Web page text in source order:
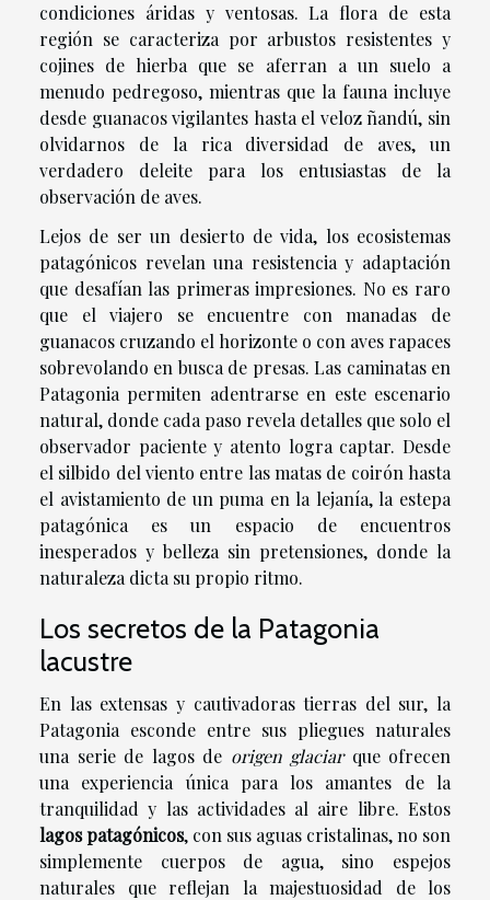
condiciones áridas y ventosas. La flora de esta
región se caracteriza por arbustos resistentes y
cojines de hierba que se aferran a un suelo a
menudo pedregoso, mientras que la fauna incluye
desde guanacos vigilantes hasta el veloz ñandú, sin
olvidarnos de la rica diversidad de aves, un
verdadero deleite para los entusiastas de la
observación de aves.
Lejos de ser un desierto de vida, los ecosistemas
patagónicos revelan una resistencia y adaptación
que desafían las primeras impresiones. No es raro
que el viajero se encuentre con manadas de
guanacos cruzando el horizonte o con aves rapaces
sobrevolando en busca de presas. Las caminatas en
Patagonia permiten adentrarse en este escenario
natural, donde cada paso revela detalles que solo el
observador paciente y atento logra captar. Desde
el silbido del viento entre las matas de coirón hasta
el avistamiento de un puma en la lejanía, la estepa
patagónica es un espacio de encuentros
inesperados y belleza sin pretensiones, donde la
naturaleza dicta su propio ritmo.
Los secretos de la Patagonia
lacustre
En las extensas y cautivadoras tierras del sur, la
Patagonia esconde entre sus pliegues naturales
una serie de lagos de origen glaciarque ofrecen
una experiencia única para los amantes de la
tranquilidad y las actividades al aire libre. Estos
lagos patagónicos, con sus aguas cristalinas, no son
simplemente cuerpos de agua, sino espejos
naturales que reflejan la majestuosidad de los